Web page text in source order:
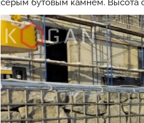
серым бутовым камнем. Высота